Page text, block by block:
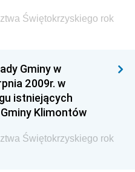
Świętokrzyskiego rok
Gminy w
2009r. w
istniejących
Klimontów
Świętokrzyskiego rok